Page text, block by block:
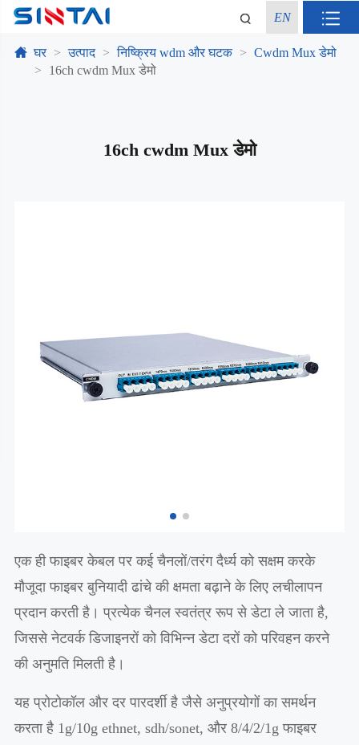
EN
घर उत्पाद निष्क्रिय wdm और घटक
Cwdm Mux डेमो
16ch cwdm Mux डेमो
16ch cwdm Mux डेमो
एक ही फाइबर केबल पर कई चैनलों/तरंग दैर्ध्य को सक्षम करके
मौजूदा फाइबर बुनियादी ढांचे की क्षमता बढ़ाने के लिए लचीलापन
प्रदान करती है। प्रत्येक चैनल स्वतंत्र रूप से डेटा ले जाता है,
जिससे नेटवर्क डिजाइनरों को विभिन्न डेटा दरों को परिवहन करने
की अनुमति मिलती है।
यह प्रोटोकॉल और दर पारदर्शी है जैसे अनुप्रयोगों का समर्थन
करता है 1g/10g ethnet, sdh/sonet, और 8/4/2/1g फाइबर